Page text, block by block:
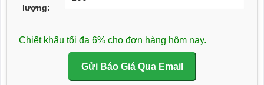
lượng:
Chiết khấu tối đa 6% cho đơn hàng hôm nay.
Gửi Báo Giá Qua Email